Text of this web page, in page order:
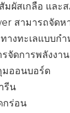
มผัสเกลือ และ
สามารถจัด
างทะเลแบบก
จัดการพลังงา
มออนบอร์ด
รีน
กร่อน